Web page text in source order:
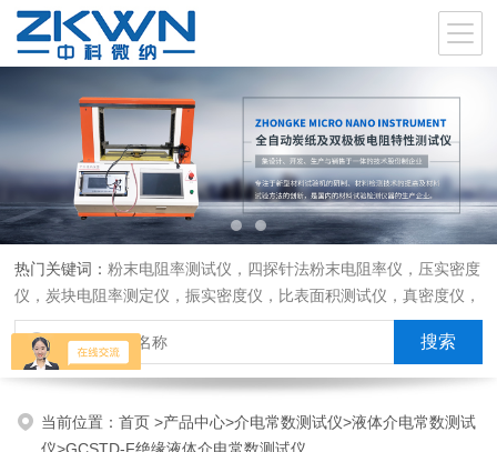
热门关键词：粉末电阻率测试仪，四探针法粉末电阻率仪，压实密度
仪，炭块电阻率测定仪，振实密度仪，比表面积测试仪，真密度仪，
炭块热膨胀仪，炭块透气率仪，炭块二氧化碳反应测定仪
当前位置：首页>产品中心>介电常数测试仪>液体介电常数测试